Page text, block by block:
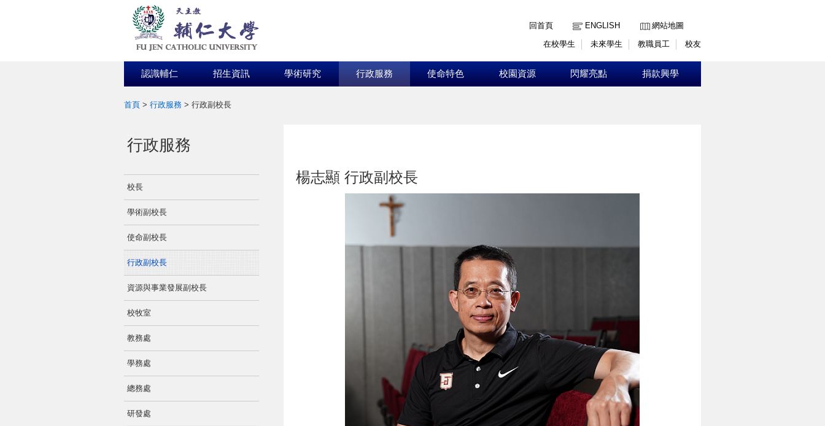
回首頁
ENGLISH
網站地圖
在校學生
未來學生 教職員工 校友
認識輔仁 招生資訊 學術研究 行政服務 使命特色 校園資源 閃耀亮點 捐款興學
首頁 > 行政服務 > 行政副校長
:::
行政服務
校長
學術副校長
使命副校長
行政副校長
資源與事業發展副校長
校牧室
教務處
學務處
總務處
研發處
楊志顯 行政副校長